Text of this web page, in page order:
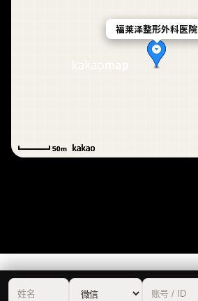
福莱泽整形外科医院
50m
福莱泽整形外科医院
50m